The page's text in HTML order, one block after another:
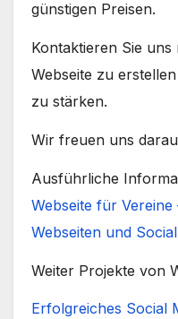
günstigen Preisen.
Kontaktieren Sie
Webseite zu
zu stärken.
Wir freuen uns
Ausführliche
Webseite für Vereine
Webseiten und
Weiter Projekte von
Erfolgreiches Social